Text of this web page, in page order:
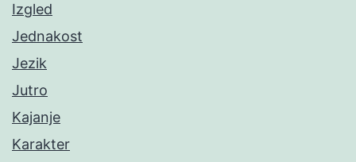
Izgled
Jednakost
Jezik
Jutro
Kajanje
Karakter